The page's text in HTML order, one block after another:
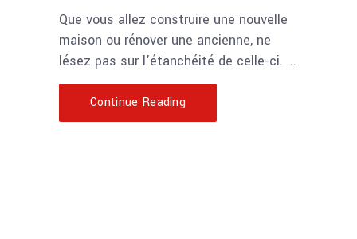
Que vous allez construire une nouvelle
maison ou rénover une ancienne, ne
lésez pas sur l'étanchéité de celle-ci.
Continue Reading